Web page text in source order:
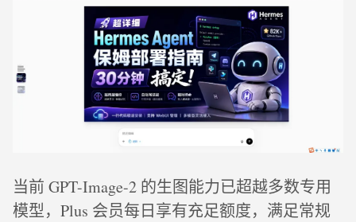
当前 GPT-Image-2 的生图能力已超越多数专用
模型，Plus 会员每日享有充足额度，满足常规